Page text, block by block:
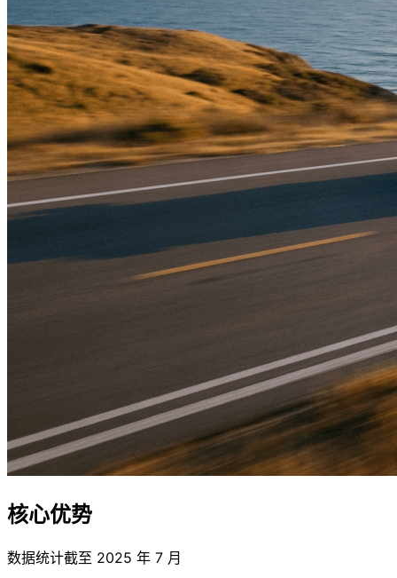
核心优势
数据统计截至 2025 年 7 月